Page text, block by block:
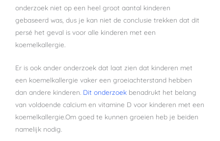
onderzoek niet op een heel groot aantal kinderen
gebaseerd was, dus je kan niet de conclusie trekken dat dit
persé het geval is voor alle kinderen met een
koemelkallergie.
Er is ook ander onderzoek dat laat zien dat kinderen met
een koemelkallergie vaker een groeiachterstand hebben
dan andere kinderen. Dit onderzoek benadrukt het belang
van voldoende calcium en vitamine D voor kinderen met een
koemelkallergie.Om goed te kunnen groeien heb je beiden
namelijk nodig.